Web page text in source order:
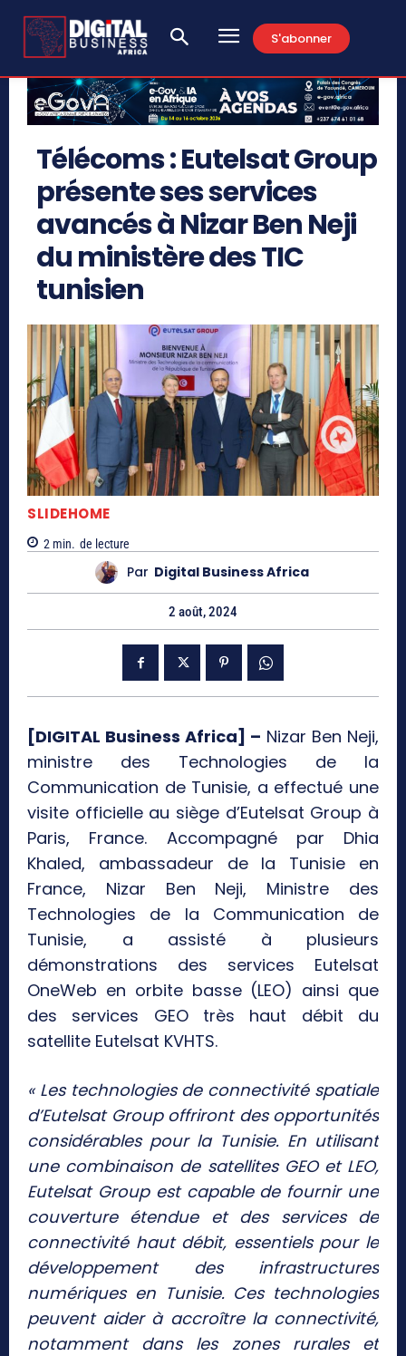
S'abonner
Télécoms : Eutelsat Group
présente ses services
avancés à Nizar Ben Neji
du ministère des TIC
tunisien
SLIDEHOME
2 min. de lecture
Par Digital Business Africa
2 août, 2024
[DIGITAL Business Africa] – Nizar Ben Neji,
ministre des Technologies de la
Communication de Tunisie, a effectué une
visite officielle au siège d’Eutelsat Group à
Paris, France. Accompagné par Dhia
Khaled, ambassadeur de la Tunisie en
France, Nizar Ben Neji, Ministre des
Technologies de la Communication de
Tunisie, a assisté à plusieurs
démonstrations des services Eutelsat
OneWeb en orbite basse (LEO) ainsi que
des services GEO très haut débit du
satellite Eutelsat KVHTS.
« Les technologies de connectivité spatiale
d’Eutelsat Group offriront des opportunités
considérables pour la Tunisie. En utilisant
une combinaison de satellites GEO et LEO,
Eutelsat Group est capable de fournir une
couverture étendue et des services de
connectivité haut débit, essentiels pour le
développement des infrastructures
numériques en Tunisie. Ces technologies
peuvent aider à accroître la connectivité,
notamment dans les zones rurales et